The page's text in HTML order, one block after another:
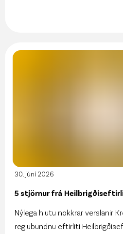
30. júní 2026
5 stjörnur frá
Nýlega hlutu nokkrar verslanir
reglubundnu eftirliti